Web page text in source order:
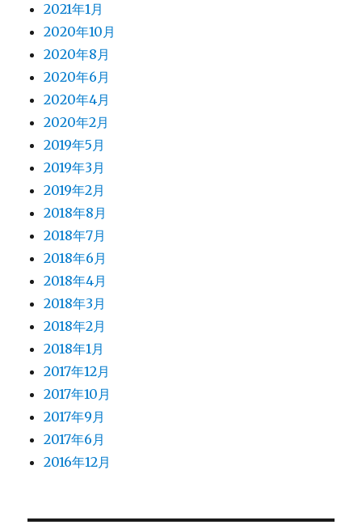
2021年1月
2020年10月
2020年8月
2020年6月
2020年4月
2020年2月
2019年5月
2019年3月
2019年2月
2018年8月
2018年7月
2018年6月
2018年4月
2018年3月
2018年2月
2018年1月
2017年12月
2017年10月
2017年9月
2017年6月
2016年12月